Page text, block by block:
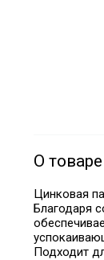
О товаре
Цинковая
Благодаря
Подходит